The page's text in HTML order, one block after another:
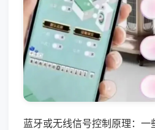
蓝牙或无线信号控制原理：一